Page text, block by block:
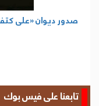
صدور ديوان «على
تابعنا على فيس بوك